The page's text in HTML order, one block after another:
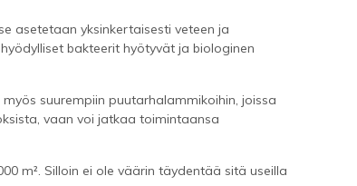
asetetaan yksinkertaisesti veteen ja
bakteerit hyötyvät ja biologinen
suurempiin puutarhalammikoihin, joissa
vaan voi jatkaa toimintaansa
m². Silloin ei ole väärin täydentää sitä useilla